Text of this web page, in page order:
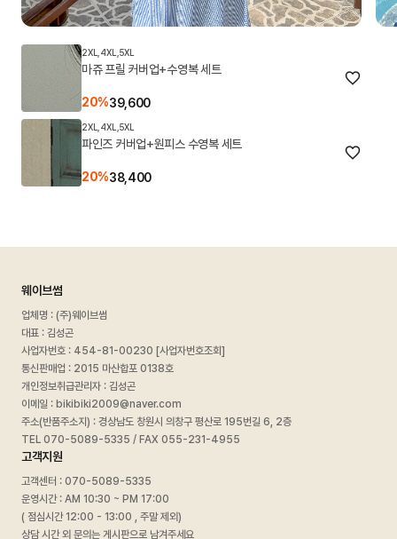
2XL,4XL,5XL
마쥬 프릴 커버업+수영복 세트
20%39,600
2XL,4XL,5XL
파인즈 커버업+원피스 수영복 세트
20%38,400
웨이브썸
업체명 : (주)웨이브썸
대표 : 김성곤
사업자번호 : 454-81-00230 [사업자번호조회]
통신판매업 : 2015 마산합포 0138호
개인정보취급관리자 : 김성곤
이메일 : bikibiki2009@naver.com
주소(반품주소지) : 경상남도 창원시 의창구 평산로 195번길 6, 2층
TEL 070-5089-5335 / FAX 055-231-4955
고객지원
고객센터 : 070-5089-5335
운영시간 : AM 10:30 ~ PM 17:00
( 점심시간 12:00 - 13:00 , 주말 제외)
상담 시간 외 문의는 게시판으로 남겨주세요